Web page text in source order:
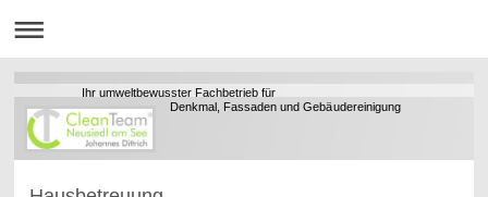
Ihr umweltbewusster Fachbetrieb für
Denkmal, Fassaden und Gebäudereinigung